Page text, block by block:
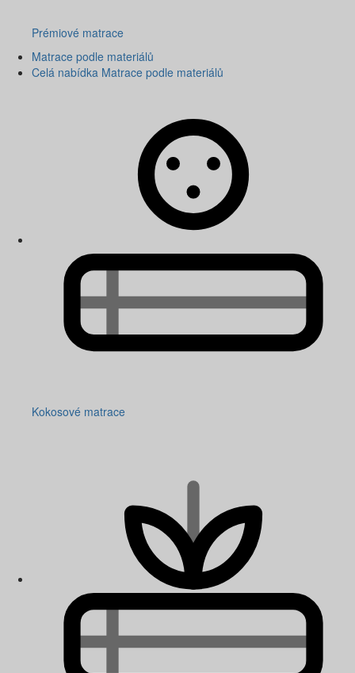
Prémiové matrace
Matrace podle materiálů
Celá nabídka Matrace podle materiálů
Kokosové matrace